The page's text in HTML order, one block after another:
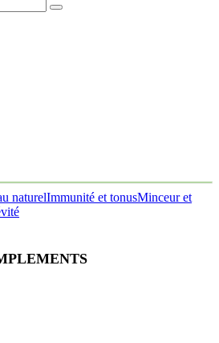
naturelImmunité et tonusMinceur et